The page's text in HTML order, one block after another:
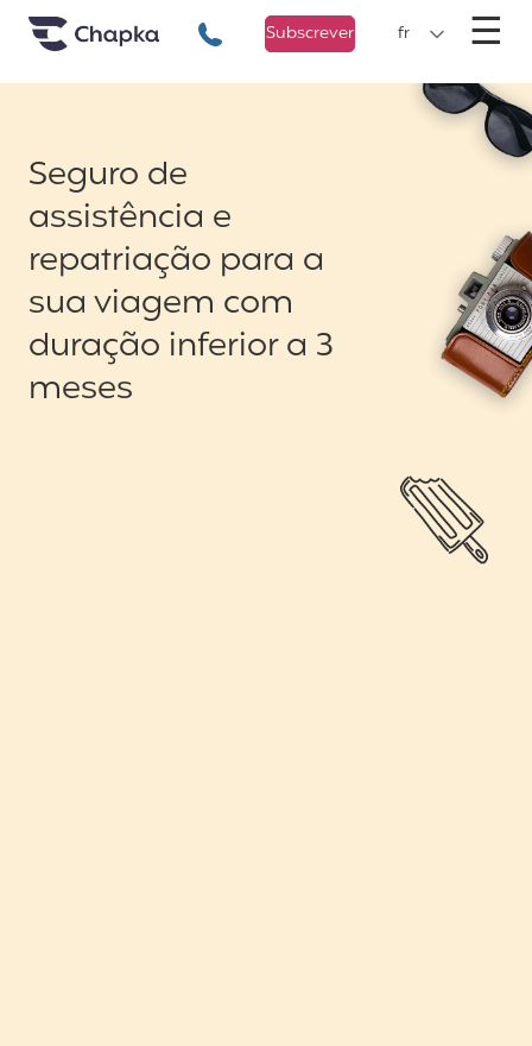
Chapka Seguro Viagem
+351 800 50 01 71
Subscrever fr ☰
Seguro de
assistência e
repatriação para a
sua viagem com
duração inferior a 3
meses